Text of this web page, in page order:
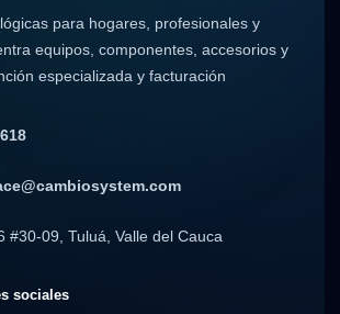
para hogares, profesionales y
equipos, componentes, accesorios y
especializada y facturación
#30-09, Tuluá, Valle del Cauca
sociales